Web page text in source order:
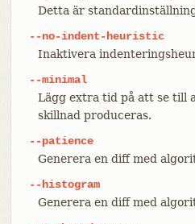
Detta är
--no-indent-heuristic
Inaktivera
--minimal
Lägg extra tid på att se till
skillnad produceras.
--patience
Generera en diff med
--histogram
Generera en diff med